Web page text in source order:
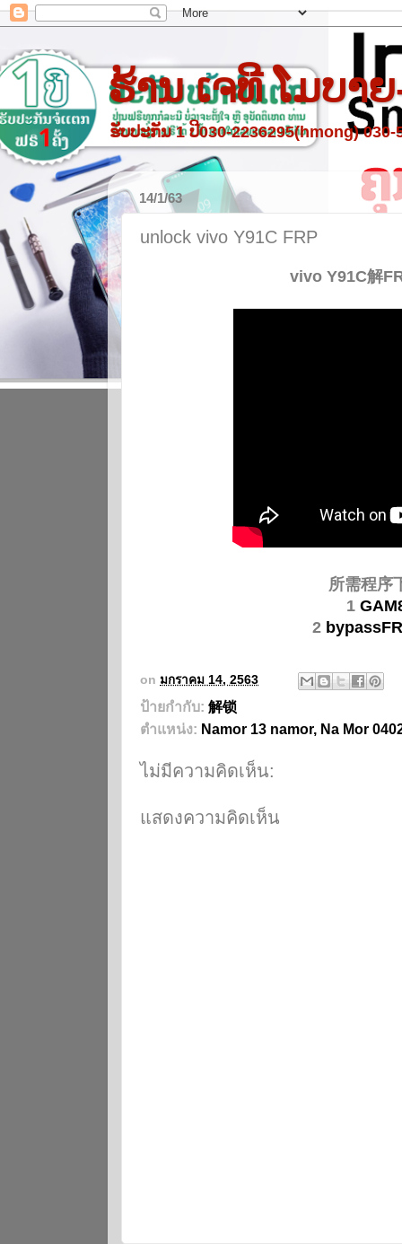
ຮ້ານ ເຈທີ ໂມບາ
ຮັບປະກັນ 1 ປີ030-2236295(hmong) 030-
14/1/63
unlock vivo Y91C FRP
vivo Y91C解
所需程序
1
2
on มกราคม 14, 2563
ป้ายกำกับ: 解锁
ตำแหน่ง: Namor 13 namor, Na Mor
ไม่มีความคิดเห็น:
แสดงความคิดเห็น